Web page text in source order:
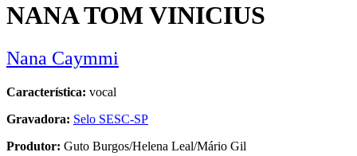
NANA TOM VINICIUS
Nana Caymmi
Característica: vocal
Gravadora: Selo SESC-SP
Produtor: Guto Burgos/Helena Leal/Mário Gil